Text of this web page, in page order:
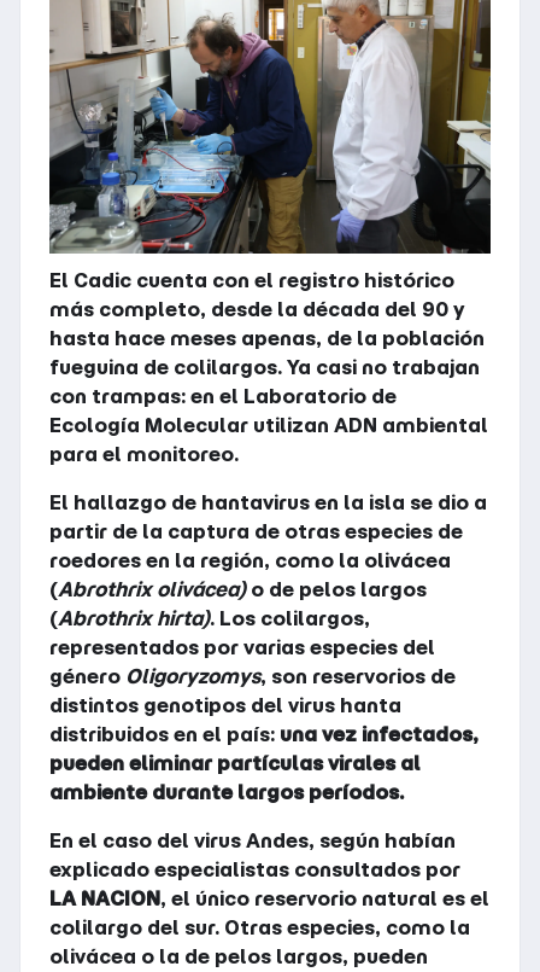
El Cadic cuenta con el registro histórico
más completo, desde la década del 90 y
hasta hace meses apenas, de la población
fueguina de colilargos. Ya casi no trabajan
con trampas: en el Laboratorio de
Ecología Molecular utilizan ADN ambiental
para el monitoreo.
El hallazgo de hantavirus en la isla se dio a
partir de la captura de otras especies de
roedores en la región, como la olivácea
(Abrothrix olivácea) o de pelos largos
(Abrothrix hirta). Los colilargos,
representados por varias especies del
género Oligoryzomys, son reservorios de
distintos genotipos del virus hanta
distribuidos en el país: una vez infectados,
pueden eliminar partículas virales al
ambiente durante largos períodos.
En el caso del virus Andes, según habían
explicado especialistas consultados por
LA NACION, el único reservorio natural es el
colilargo del sur. Otras especies, como la
olivácea o la de pelos largos, pueden